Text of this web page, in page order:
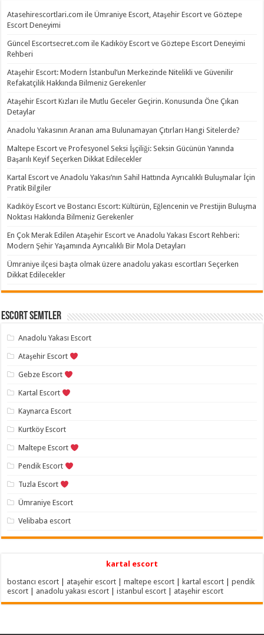
Atasehirescortlari.com ile Ümraniye Escort, Ataşehir Escort ve Göztepe
Escort Deneyimi
Güncel Escortsecret.com ile Kadıköy Escort ve Göztepe Escort Deneyimi
Rehberi
Ataşehir Escort: Modern İstanbul’un Merkezinde Nitelikli ve Güvenilir
Refakatçilik Hakkında Bilmeniz Gerekenler
Ataşehir Escort Kızları ile Mutlu Geceler Geçirin. Konusunda Öne Çıkan
Detaylar
Anadolu Yakasının Aranan ama Bulunamayan Çıtırları Hangi Sitelerde?
Maltepe Escort ve Profesyonel Seksi İşçiliği: Seksin Gücünün Yanında
Başarılı Keyif Seçerken Dikkat Edilecekler
Kartal Escort ve Anadolu Yakası’nın Sahil Hattında Ayrıcalıklı Buluşmalar İçin
Pratik Bilgiler
Kadıköy Escort ve Bostancı Escort: Kültürün, Eğlencenin ve Prestijin Buluşma
Noktası Hakkında Bilmeniz Gerekenler
En Çok Merak Edilen Ataşehir Escort ve Anadolu Yakası Escort Rehberi:
Modern Şehir Yaşamında Ayrıcalıklı Bir Mola Detayları
Ümraniye ilçesi başta olmak üzere anadolu yakası escortları Seçerken
Dikkat Edilecekler
Escort Semtler
Anadolu Yakası Escort
Ataşehir Escort
Gebze Escort
Kartal Escort
Kaynarca Escort
Kurtköy Escort
Maltepe Escort
Pendik Escort
Tuzla Escort
Ümraniye Escort
Velibaba escort
kartal escort
bostancı escort
ataşehir escort |maltepe escort kartal escort |pendik
escort
anadolu yakası escort |istanbul escort ataşehir escort